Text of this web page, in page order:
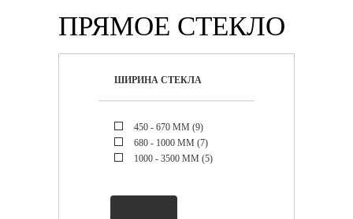
ПРЯМОЕ СТЕКЛО
ШИРИНА СТЕКЛА
450 - 670 ММ (9)
680 - 1000 ММ (7)
1000 - 3500 ММ (5)